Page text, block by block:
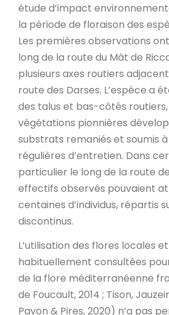
étude d’impact
la période de floraison des
Les premières observations
long de la route du Mât de
plusieurs axes routiers
route des Darses. L’espèce a
des talus et bas-côtés routiers,
végétations pionnières
substrats remaniés et soumis
régulières d’entretien. Dans
particulier le long de la route
effectifs observés pouvaient
centaines d’individus, répartis
discontinus.
L’utilisation des flores locales
habituellement consultées
de la flore méditerranéenne
de Foucault, 2014 ; Tison,
Pavon & Pires, 2020) n’a pas